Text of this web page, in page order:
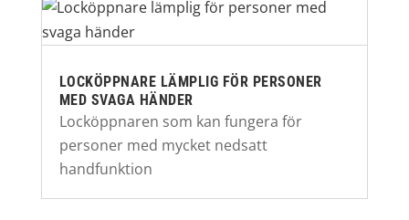
LOCKÖPPNARE LÄMPLIG FÖR PERSONER
MED SVAGA HÄNDER
Locköppnaren som kan fungera för
personer med mycket nedsatt
handfunktion